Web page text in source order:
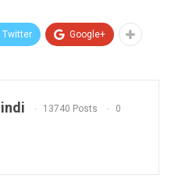
Twitter Google+
13740 Posts 0